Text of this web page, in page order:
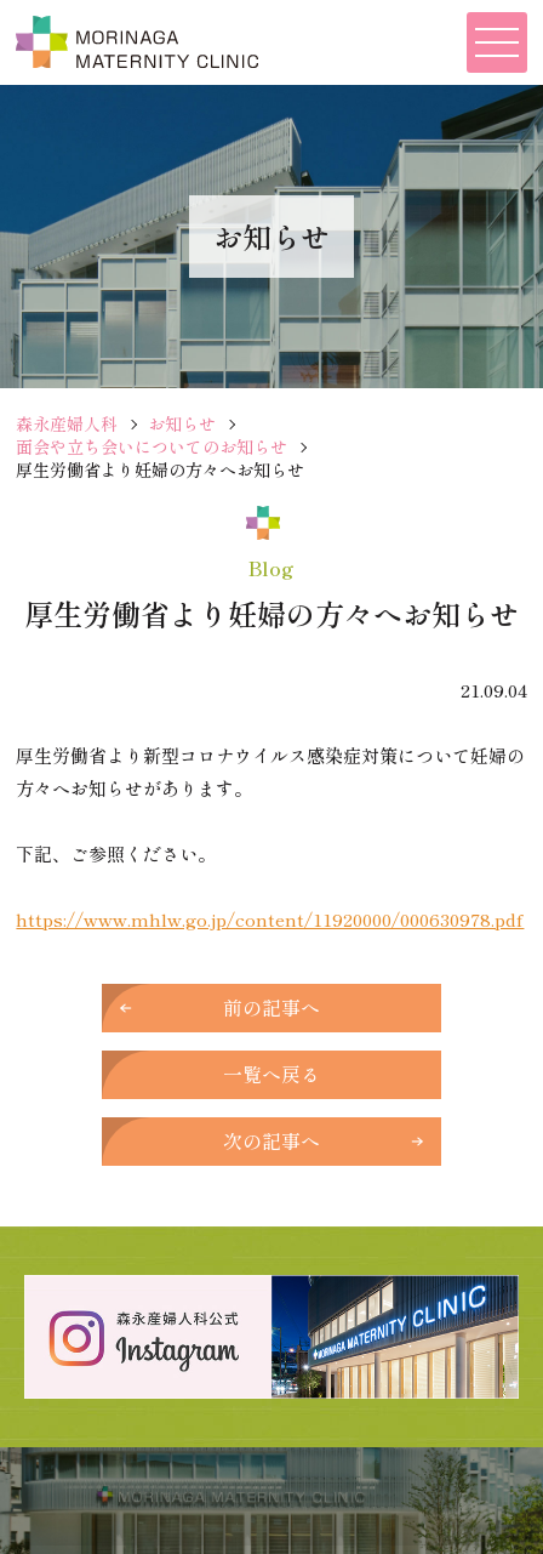
お知らせ
森永産婦人科
お知らせ
面会や立ち会いについてのお知らせ
厚生労働省より妊婦の方々へお知らせ
Blog
厚生労働省より妊婦の方々へお知らせ
21.09.04
厚生労働省より新型コロナウイルス感染症対策について妊婦の
方々へお知らせがあります。
下記、ご参照ください。
https://www.mhlw.go.jp/content/11920000/000630978.pdf
前の記事へ
一覧へ戻る
次の記事へ